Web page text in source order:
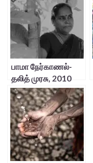
பாமா நேர்காணல்-
தலித் முரசு, 2010